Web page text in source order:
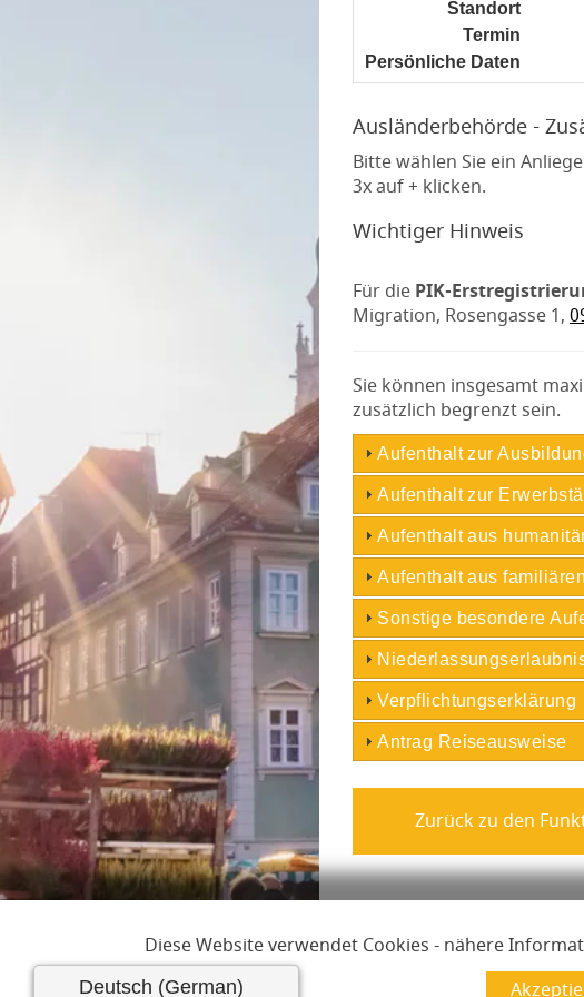
Diese Website verwendet Cookies - nähere
Standort
Termin
Persönliche Daten
Ausländerbehörde -
Bitte wählen Sie ein
3x auf + klicken.
Wichtiger Hinweis
Für die PIK-
Migration, Rosengasse 1,
Sie können insgesamt
zusätzlich begrenzt sein.
Aufenthalt zur
Aufenthalt zur
Aufenthalt aus
Aufenthalt aus
Sonstige besondere
Verpflichtungserklärung
Antrag Reiseausweise
Links zur Hilfe, Impressum,
Hilfe Impressum